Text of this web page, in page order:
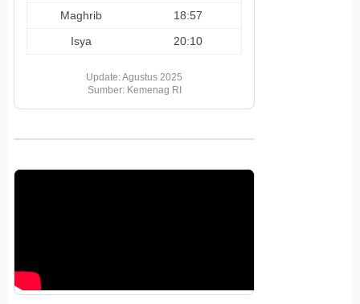
Maghrib
18:57
Isya
20:10
Update: Agustus 2025
Sumber: Kemenag RI